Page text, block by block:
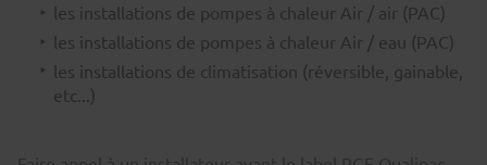
les installations de pompes à chaleur Air / air (PAC)
les installations de pompes à chaleur Air / eau (PAC)
les installations de climatisation (réversible, gainable,
etc...)